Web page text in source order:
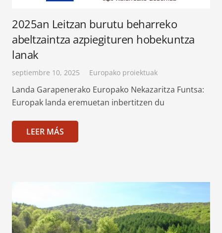
2025an Leitzan burutu beharreko
abeltzaintza azpiegituren hobekuntza
lanak
septiembre 10, 2025 Europako proiektuak
Landa Garapenerako Europako Nekazaritza Funtsa:
Europak landa eremuetan inbertitzen du
LEER MÁS